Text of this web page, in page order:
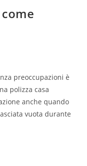
preoccupazioni è
polizza casa
anche quando
vuota durante